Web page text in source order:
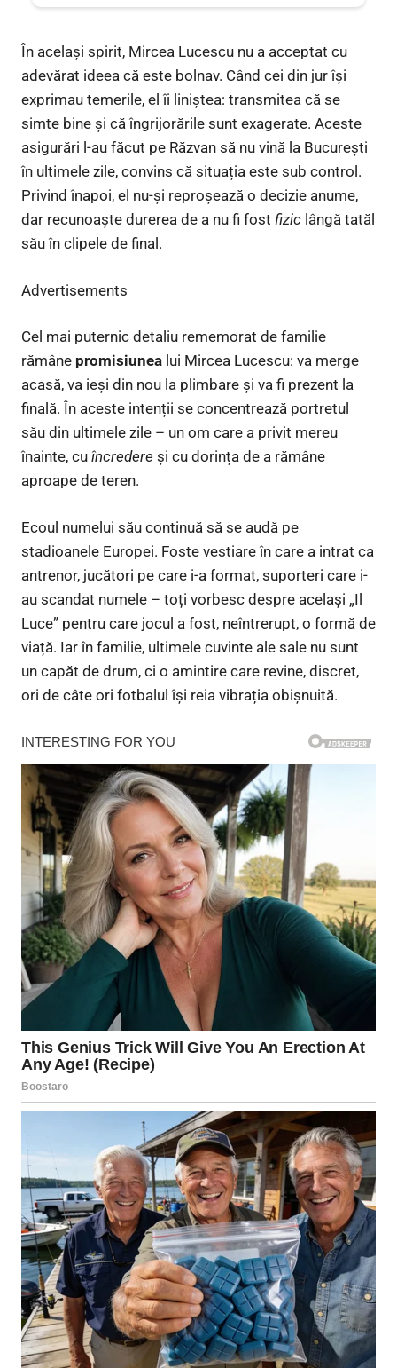
În același spirit, Mircea Lucescu nu a acceptat cu
adevărat ideea că este bolnav. Când cei din jur își
exprimau temerile, el îi liniștea: transmitea că se
simte bine și că îngrijorările sunt exagerate. Aceste
asigurări l-au făcut pe Răzvan să nu vină la București
în ultimele zile, convins că situația este sub control.
Privind înapoi, el nu-și reproșează o decizie anume,
dar recunoaște durerea de a nu fi fost fizic lângă tatăl
său în clipele de final.
Advertisements
Cel mai puternic detaliu rememorat de familie
rămâne promisiunea lui Mircea Lucescu: va merge
acasă, va ieși din nou la plimbare și va fi prezent la
finală. În aceste intenții se concentrează portretul
său din ultimele zile – un om care a privit mereu
înainte, cu încredere și cu dorința de a rămâne
aproape de teren.
Ecoul numelui său continuă să se audă pe
stadioanele Europei. Foste vestiare în care a intrat ca
antrenor, jucători pe care i-a format, suporteri care i-
au scandat numele – toți vorbesc despre același „Il
Luce” pentru care jocul a fost, neîntrerupt, o formă de
viață. Iar în familie, ultimele cuvinte ale sale nu sunt
un capăt de drum, ci o amintire care revine, discret,
ori de câte ori fotbalul își reia vibrația obișnuită.